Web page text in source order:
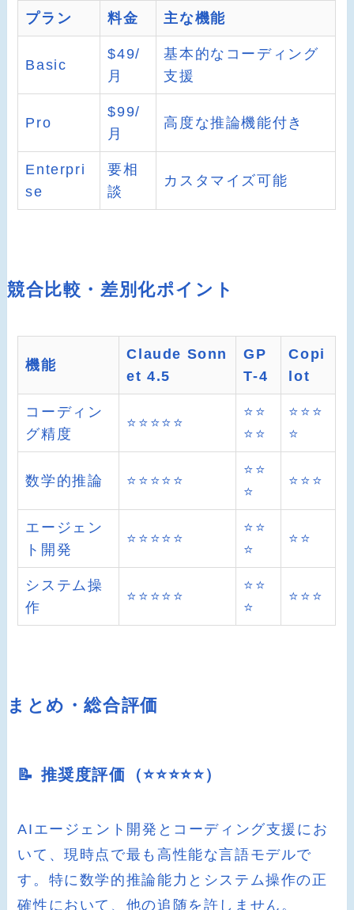
プラン 料金 主な機能
Basic
$49/
月
基本的なコーディング
支援
Pro
$99/
月
高度な推論機能付き
Enterpri
se
要相
談
カスタマイズ可能
競合比較・差別化ポイント
機能
Claude Sonn
et 4.5
GP
T-4
Copi
lot
コーディン
グ精度
⭐⭐⭐⭐⭐
⭐⭐
⭐⭐
⭐⭐⭐
⭐
数学的推論 ⭐⭐⭐⭐⭐
⭐⭐
⭐
⭐⭐⭐
エージェン
ト開発
⭐⭐⭐⭐⭐
⭐⭐
⭐
⭐⭐
システム操
作
⭐⭐⭐⭐⭐
⭐⭐
⭐
⭐⭐⭐
まとめ・総合評価
📝 推奨度評価（⭐️⭐️⭐️⭐️⭐️）
AIエージェント開発とコーディング支援にお
いて、現時点で最も高性能な言語モデルで
す。特に数学的推論能力とシステム操作の正
確性において、他の追随を許しません。